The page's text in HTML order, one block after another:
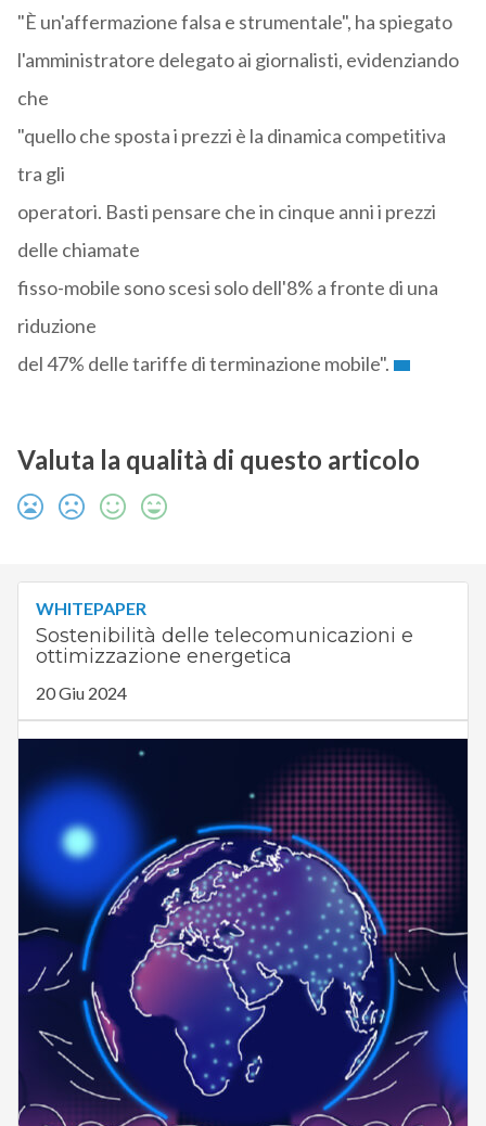
"È un'affermazione falsa e strumentale", ha spiegato
l'amministratore delegato ai giornalisti, evidenziando
che
"quello che sposta i prezzi è la dinamica competitiva
tra gli
operatori. Basti pensare che in cinque anni i prezzi
delle chiamate
fisso-mobile sono scesi solo dell'8% a fronte di una
riduzione
del 47% delle tariffe di terminazione mobile".
Valuta la qualità di questo articolo
WHITEPAPER
Sostenibilità delle telecomunicazioni e
ottimizzazione energetica
20 Giu 2024